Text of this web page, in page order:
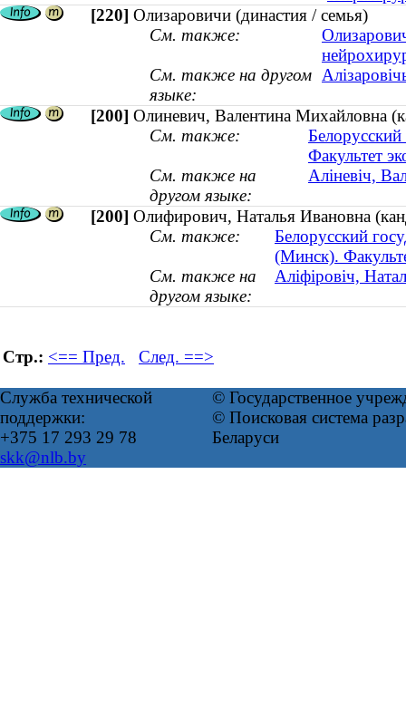
[220] Олизаровичи (династия / семья)
См. также:
См. также на другом
языке:
[200] Олиневич, Валентина Михайловна
См. также:
Факультет
См. также на
другом языке:
Аліневіч,
[200] Олифирович, Наталья Ивановна
См. также:
Белорусский
(Минск).
См. также на
другом языке:
Аліфіровіч,
Стр.: <== Пред. След. ==>
Служба технической
поддержки:
+375 17 293 29 78
skk@nlb.by
© Государственное
© Поисковая система
Беларуси